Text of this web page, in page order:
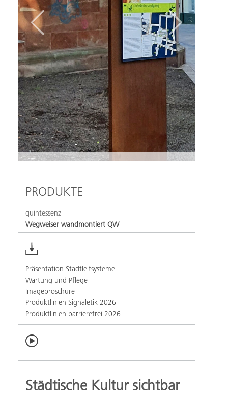
PRODUKTE
quintessenz
Wegweiser wandmontiert QW
Präsentation Stadtleitsysteme
Wartung und Pflege
Imagebroschüre
Produktlinien Signaletik 2026
Produktlinien barrierefrei 2026
Städtische Kultur sichtbar